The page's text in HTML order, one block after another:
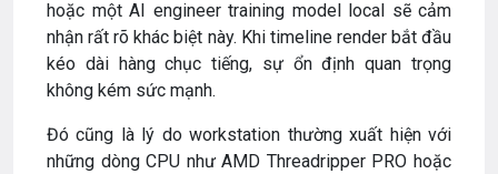
hoặc một AI engineer training model local sẽ cảm
nhận rất rõ khác biệt này. Khi timeline render bắt đầu
kéo dài hàng chục tiếng, sự ổn định quan trọng
không kém sức mạnh.
Đó cũng là lý do workstation thường xuất hiện với
những dòng CPU như AMD Threadripper PRO hoặc